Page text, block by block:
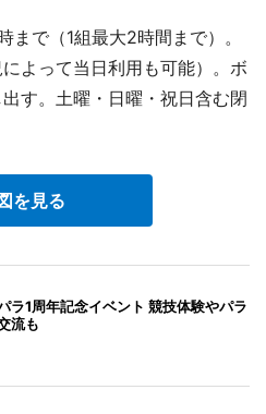
で（1組最大2時間まで）。
よって当日利用も可能）。ボ
す。土曜・日曜・祝日含む閉
を見る
ラ1周年記念イベント 競技体験やパラ
流も